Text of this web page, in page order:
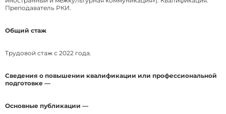
Преподаватель РКИ.
Общий стаж
Трудовой стаж с 2022 года.
Сведения о повышении квалификации или профессиональной
подготовке —
Основные публикации —